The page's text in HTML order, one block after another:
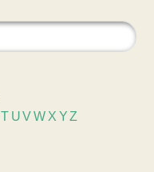
T UVW X YZ